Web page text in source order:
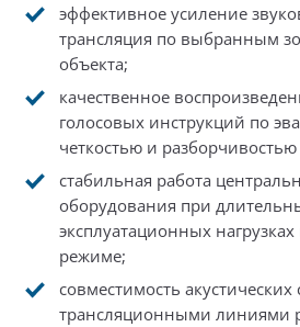
эффективное усиление
трансляция по выбранным
объекта;
качественное
голосовых инструкций по
четкостью и
стабильная работа
оборудования при
эксплуатационных
режиме;
совместимость акустических
трансляционными линиями